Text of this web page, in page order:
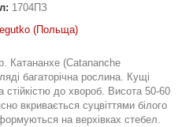
1704ПЗ
(Польща)
Катананхе (Catananche
багаторічна рослина. Кущі
до хвороб. Висота 50-60
вкривається суцвіттями білого
на верхівках стебел.